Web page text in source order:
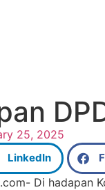
25, 2025
LinkedIn
Di hadapan